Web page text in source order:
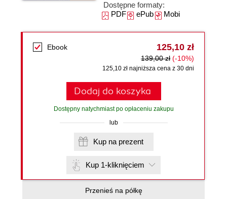
Dostępne formaty:
PDFePubMobi
Ebook 125,10 zł
139,00 zł (-10%)
125,10 zł najniższa cena z 30 dni
Dodaj do koszyka
Dostępny natychmiast po opłaceniu zakupu
lub
Kup na prezent
Kup 1-kliknięciem
Przenieś na półkę